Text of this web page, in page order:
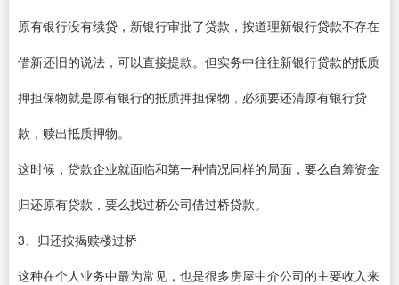
原有银行没有续贷，新银行审批了贷款，按道理新银行贷款不存在
借新还旧的说法，可以直接提款。但实务中往往新银行贷款的抵质
押担保物就是原有银行的抵质押担保物，必须要还清原有银行贷
款，赎出抵质押物。
这时候，贷款企业就面临和第一种情况同样的局面，要么自筹资金
归还原有贷款，要么找过桥公司借过桥贷款。
3、归还按揭赎楼过桥
这种在个人业务中最为常见，也是很多房屋中介公司的主要收入来